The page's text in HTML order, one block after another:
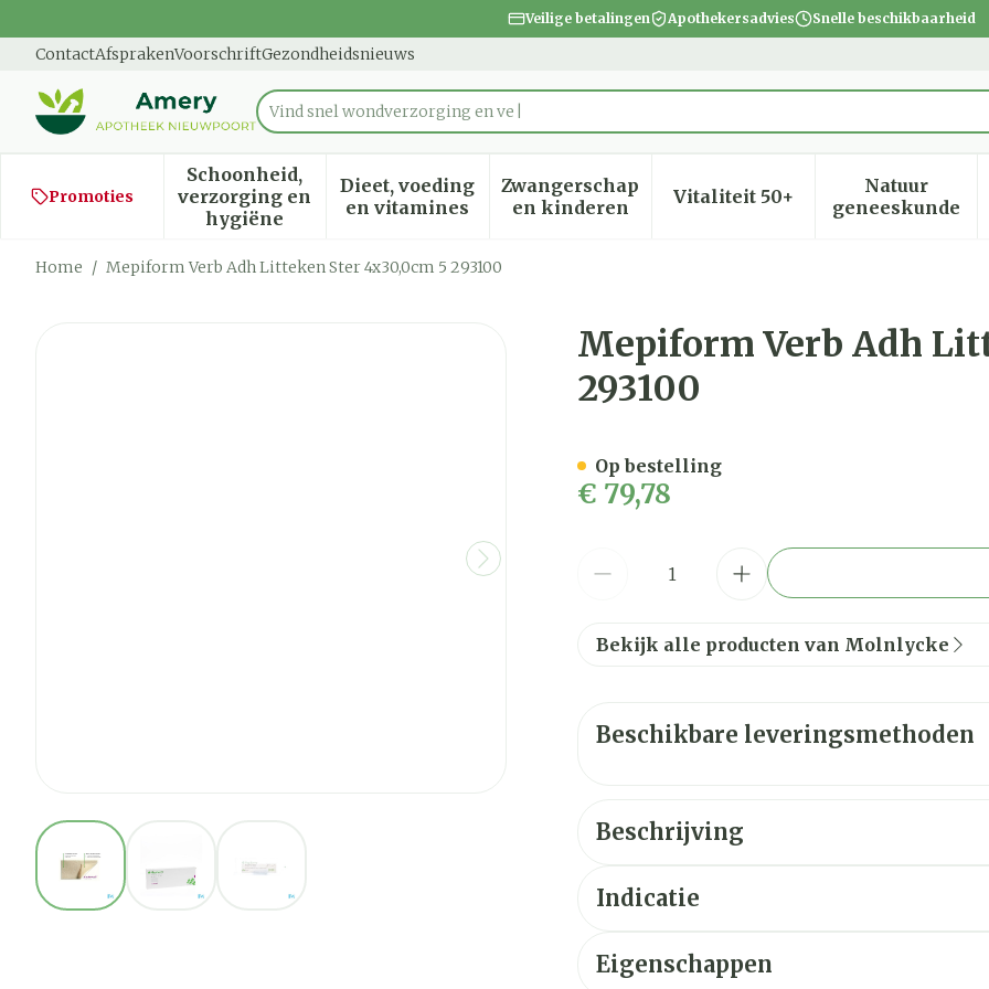
Veilige betalingen Apothekersadvies Snelle beschikbaarheid
ContactAfsprakenVoorschriftGezondheidsnieuws
Product, merk, categorie...
Promoties
Schoonheid,
verzorging en
hygiëne
Toon submenu voor Schoonheid, verzorging en hygiëne categorie
Dieet, voeding
en vitaminesToon submenu voor Dieet, voeding en vitamines categorie
Zwangerschap
en kinderenToon submenu voor Zwangerschap en
Vitaliteit 50+Toon submenu voor
Natuur
geneeskunde
Toon
Home / Mepiform Verb Adh Litteken Ster 4x30,0cm 5 293100
View larger image
Mepiform Verb Adh Litteken Ster 4x30,0cm 5 293100
Mepiform Verb Adh
293100
€ 79,78
Op bestelling
Bekijk alle producten van Molnlycke
Beschikbare leveringsmethoden
Beschrijving
Indicatie
Eigenschappen